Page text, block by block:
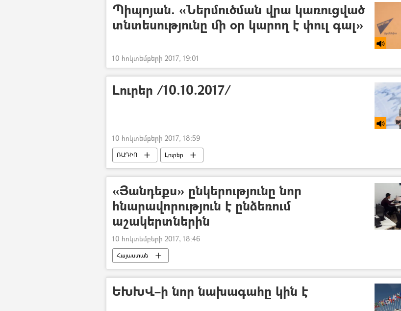
Պիպոյան. «Ներմուծման վրա կառուցված
տնտեսությունը մի օր կարող է փուլ գալ»
10 հոկտեմբերի 2017, 19:01
Լուրեր /10.10.2017/
10 հոկտեմբերի 2017, 18:59
ՌԱԴԻՈ Լուրեր
«Յանդեքս» ընկերությունը նոր
հնարավորություն է ընձեռում
աշակերտներին
10 հոկտեմբերի 2017, 18:46
Հայաստան
ԵԽԽՎ–ի նոր նախագահը կին է